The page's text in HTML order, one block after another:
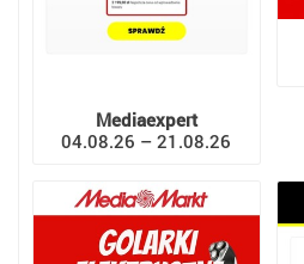
Mediaexpert
04.08.26 – 21.08.26